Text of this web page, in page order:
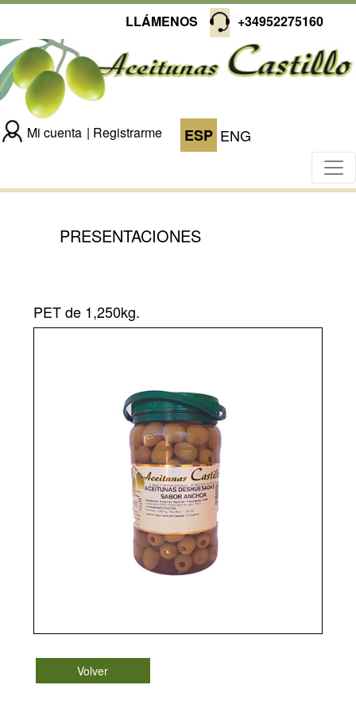
LLÁMENOS +34952275160
Mi cuenta Registrarme ESP ENG
PRESENTACIONES
PET de 1,250kg.
Volver